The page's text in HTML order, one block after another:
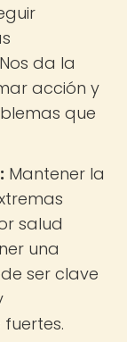
da la
acción y
que
Mantener la
salud
una
ser clave